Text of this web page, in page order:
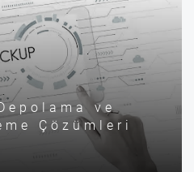
ve
Çözümleri